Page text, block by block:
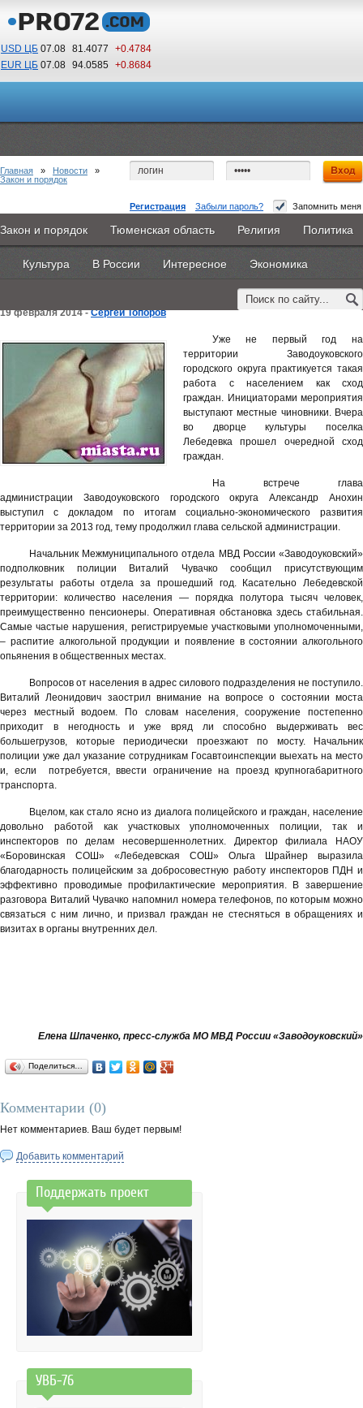
USD ЦБ 07.08 81.4077
+0.4784
EUR ЦБ 07.08 94.0585 +0.8684
12 00
По Гринвичу (GMT +5)
Регистрация Забыли пароль? Запомнить меня
Главная Новости Объявления КНИГИ ВестиNet
Каталоги 9PS Прочее
Закон и порядок Тюменская область Религия Политика
Культура В России Интересное Экономика
Главная » Новости »
Закон и порядок
Традиционный сход граждан в поселке
Лебедевка прошел с участием стражей
19 февраля 2014 -Сергей Топоров
Уже не первый год на
территории Заводоуковского
городского округа практикуется такая
работа с населением как сход
граждан. Инициаторами мероприятия
выступают местные чиновники. Вчера
во дворце культуры поселка
Лебедевка прошел очередной сход
граждан.
На встрече глава
администрации Заводоуковского городского округа Александр Анохин
выступил с докладом по итогам социально-экономического развития
территории за 2013 год, тему продолжил глава сельской администрации.
Начальник Межмуниципального отдела МВД России «Заводоуковский»
подполковник полиции Виталий Чувачко сообщил присутствующим
результаты работы отдела за прошедший год. Касательно Лебедевской
территории: количество населения — порядка полутора тысяч человек,
преимущественно пенсионеры. Оперативная обстановка здесь стабильная.
Самые частые нарушения, регистрируемые участковыми уполномоченными,
– распитие алкогольной продукции и появление в состоянии алкогольного
опьянения в общественных местах.
Вопросов от населения в адрес силового подразделения не поступило.
Виталий Леонидович заострил внимание на вопросе о состоянии моста
через местный водоем. По словам населения, сооружение постепенно
приходит в негодность и уже вряд ли способно выдерживать вес
большегрузов, которые периодически проезжают по мосту. Начальник
полиции уже дал указание сотрудникам Госавтоинспекции выехать на место
и, если
потребуется, ввести ограничение на проезд крупногабаритного
транспорта.
Вцелом, как стало ясно из диалога полицейского и граждан, население
довольно работой как участковых уполномоченных полиции, так и
инспекторов по делам несовершеннолетних. Директор филиала НАОУ
«Боровинская СОШ» «Лебедевская СОШ» Ольга Шрайнер выразила
благодарность полицейским за добросовестную работу инспекторов ПДН и
эффективно проводимые профилактические мероприятия. В завершение
разговора Виталий Чувачко напомнил номера телефонов, по которым можно
связаться с ним лично, и призвал граждан не стесняться в обращениях и
визитах в органы внутренних дел.
Елена Шпаченко, пресс-служба МО МВД России «Заводоуковский»
Поделиться…
Комментарии (0)
Нет комментариев. Ваш будет первым!
Добавить комментарий
Поддержать проект
УВБ-76